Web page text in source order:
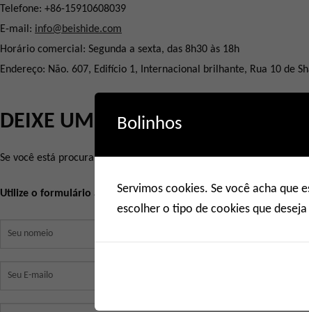
Telefone: +86-15910608039
E-mail: info@beishide.com
Horário comercial: Segunda a sexta, das 8h30 às 18h
Endereço: Não. 607, Edifício 1, Internacional brilhante, Rua 10 de
DEIXE UM RECADO
Se você está procurando informações sobre nossos produtos,
Utilize o formulário abaixo para entrar em contato conosco:
Bolinhos
Servimos cookies. Se você acha
escolher o tipo de cookies que